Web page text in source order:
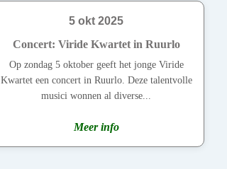
5 okt 2025
Concert: Viride Kwartet in Ruurlo
Op zondag 5 oktober geeft het jonge Viride
Kwartet een concert in Ruurlo. Deze talentvolle
musici wonnen al diverse...
Meer info